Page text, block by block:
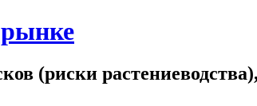
рынке
(риски